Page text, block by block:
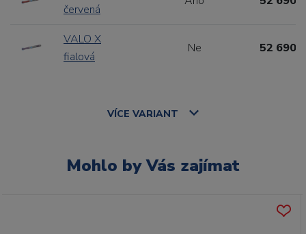
červená
VALO X
fialová
Ne 52
VÍCE VARIANT
Mohlo by Vás zajímat